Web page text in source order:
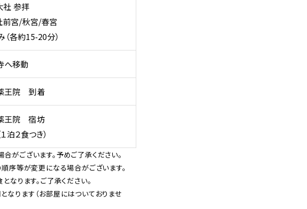
社 参拝
宮/秋宮/春宮
各約15-20分）
へ移動
王院 到着
王院 宿坊
泊２食つき）
ございます。予めご了承ください。
序等が変更になる場合がございます。
なります。ご了承ください。
ります（お部屋にはついておりませ